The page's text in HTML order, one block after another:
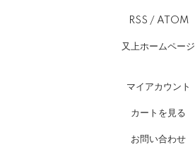
RSS / ATOM
又上ホームページ
マイアカウント
カートを見る
お問い合わせ